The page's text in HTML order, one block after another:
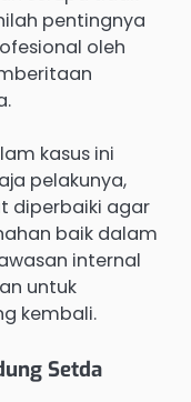
pentingnya
oleh
kasus ini
pelakunya,
diperbaiki agar
baik dalam
internal
untuk
kembali.
Setda